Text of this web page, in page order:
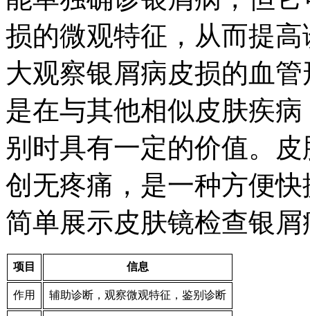
损的微观特征，从而提
大观察银屑病皮损的血
是在与其他相似皮肤疾
别时具有一定的价值。
创无疼痛，是一种方便
简单展示皮肤镜检查银
项目 信息
作用 辅助诊断，观察微观特征，鉴别诊断